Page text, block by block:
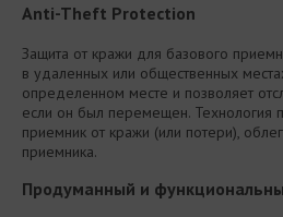
Anti-Theft Protection
Защита от кражи для базового
в удаленных или общественных
определенном месте и позволяет
если он был перемещен. Технология
приемник от кражи (или потери),
приемника.
Продуманный и